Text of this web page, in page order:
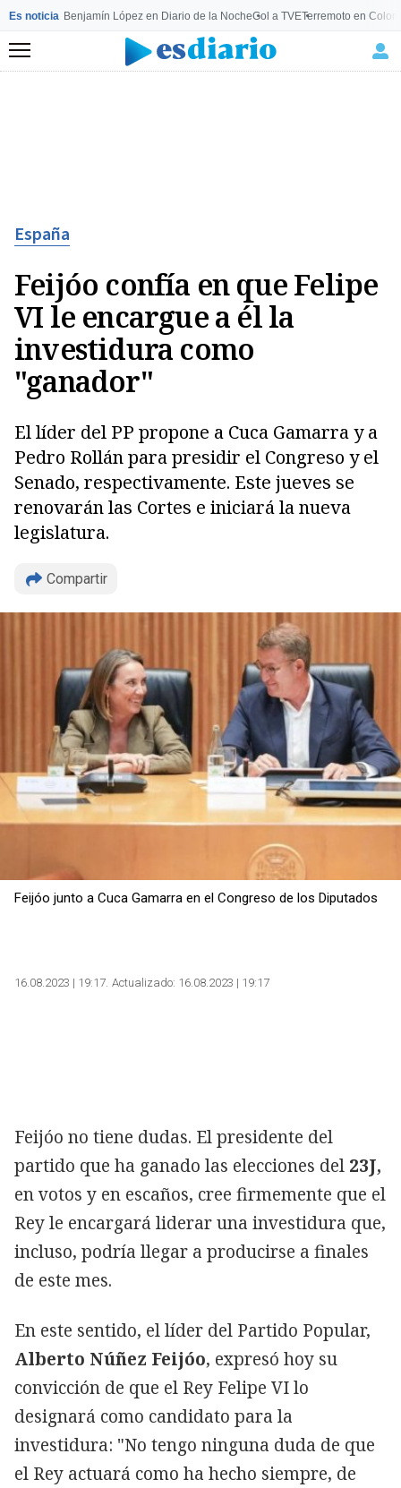
Es noticia Benjamín López en Diario de la NocheGol a TVETerremoto en
Menú
España
Feijóo confía en que Felipe
VI le encargue a él la
investidura como
"ganador"
El líder del PP propone a Cuca Gamarra y a
Pedro Rollán para presidir el Congreso y el
Senado, respectivamente. Este jueves se
renovarán las Cortes e iniciará la nueva
legislatura.
Compartir
Copiar
Feijóo junto a Cuca Gamarra en el Congreso de los Diputados
16.08.2023 | 19:17 Actualizado: 16.08.2023 | 19:17
Feijóo no tiene dudas. El presidente del
partido que ha ganado las elecciones del 23J,
en votos y en escaños, cree firmemente que el
Rey le encargará liderar una investidura que,
incluso, podría llegar a producirse a finales
de este mes.
En este sentido, el líder del Partido Popular,
Alberto Núñez Feijóo, expresó hoy su
convicción de que el Rey Felipe VI lo
designará como candidato para la
investidura: "No tengo ninguna duda de que
el Rey actuará como ha hecho siempre, de